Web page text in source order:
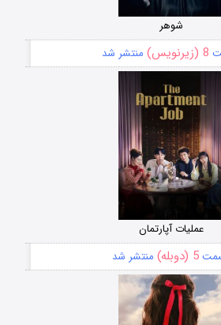
شوهر
8 (زیرنویس) منتشر شد
عملیات آپارتمان
5 (دوبله) منتشر شد